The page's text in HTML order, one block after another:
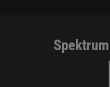
Spektrum